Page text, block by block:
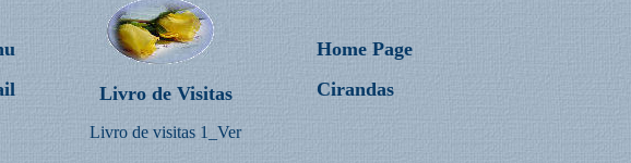
Livro de Visitas
Livro de visitas 1_Ver
Home Page
Cirandas